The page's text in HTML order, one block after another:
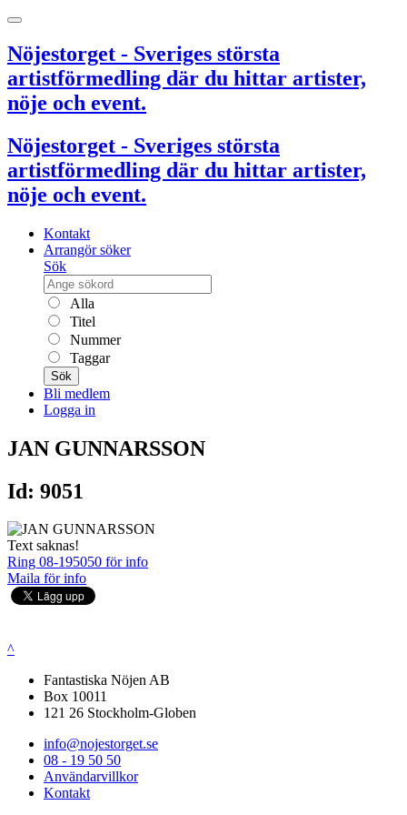
Nöjestorget - Sveriges största
artistförmedling där du hittar artister,
nöje och event.
Nöjestorget - Sveriges största
artistförmedling där du hittar artister,
nöje och event.
Kontakt
Arrangör söker
Sök
Alla
Titel
Nummer
Taggar
Sök
Bli medlem
Logga in
JAN GUNNARSSON
Id: 9051
Text saknas!
Ring 08-195050 för info
Maila för info
^
Fantastiska Nöjen AB
Box 10011
121 26 Stockholm-Globen
info@nojestorget.se
08 - 19 50 50
Användarvillkor
Kontakt